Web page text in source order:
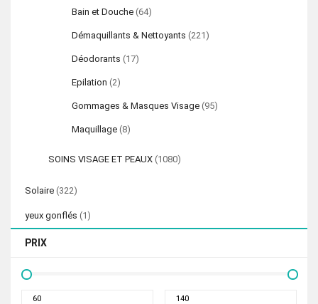
Bain et Douche (64)
Démaquillants & Nettoyants (221)
Déodorants (17)
Epilation (2)
Gommages & Masques Visage (95)
Maquillage (8)
SOINS VISAGE ET PEAUX (1080)
Solaire (322)
yeux gonflés (1)
PRIX